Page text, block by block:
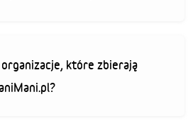
które zbierają